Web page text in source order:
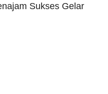
Sukses Gelar